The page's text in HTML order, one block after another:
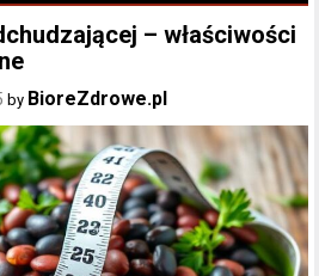
– właściwości
by BioreZdrowe.pl